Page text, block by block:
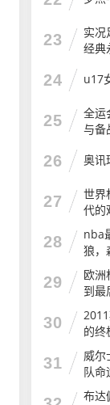
23
实况
经典
24 u17
25
全运
与备
26 奥讯
27
世界
代的
28
nba
狼，
29
欧洲
到最
30
的终
31
威尔
队命
布达